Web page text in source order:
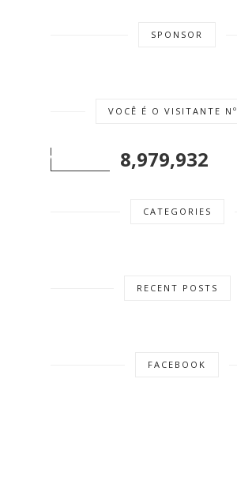
SPONSOR
VOCÊ É O VISITANTE Nº
8,979,932
CATEGORIES
RECENT POSTS
FACEBOOK